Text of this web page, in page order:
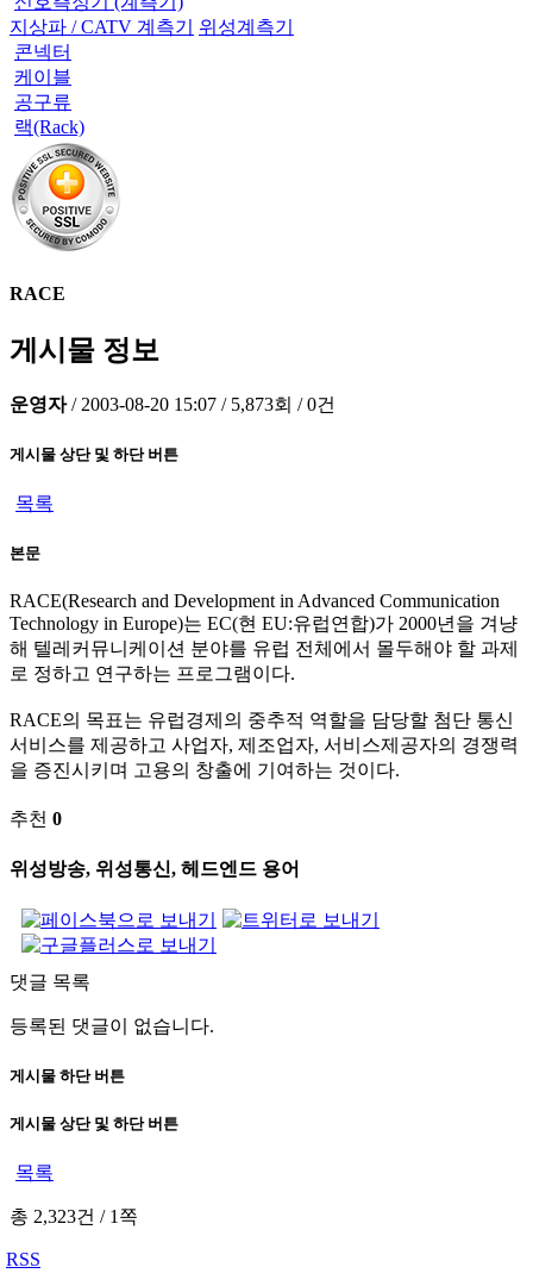
지상파 / CATV 계측기
위성계측기
콘넥터
케이블
공구류
랙(Rack)
RACE
게시물 정보
운영자 / 2003-08-20 15:07 / 5,873회 / 0건
게시물 상단 및 하단 버튼
목록
본문
RACE(Research and Development in Advanced Communication
Technology in Europe)는 EC(현 EU:유럽연합)가 2000년을 겨냥
해 텔레커뮤니케이션 분야를 유럽 전체에서 몰두해야 할 과제
로 정하고 연구하는 프로그램이다.
RACE의 목표는 유럽경제의 중추적 역할을 담당할 첨단 통신
서비스를 제공하고 사업자, 제조업자, 서비스제공자의 경쟁력
을 증진시키며 고용의 창출에 기여하는 것이다.
추천 0
위성방송, 위성통신, 헤드엔드 용어
댓글 목록
등록된 댓글이 없습니다.
게시물 하단 버튼
게시물 상단 및 하단 버튼
목록
총 2,323건 /1쪽
RSS